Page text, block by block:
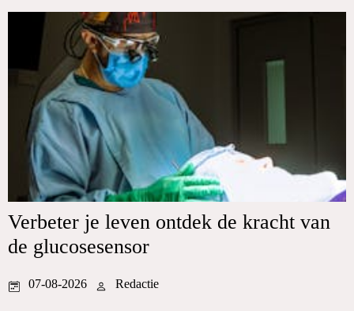
Verbeter je leven ontdek de kracht van
de glucosesensor
07-08-2026 Redactie